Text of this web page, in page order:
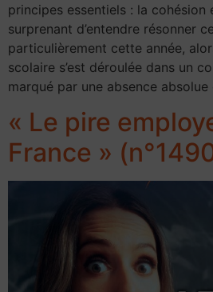
principes essentiels : la cohésion
surprenant d’entendre résonner
particulièrement cette année,
scolaire s’est déroulée dans un
marqué par une absence absolue
« Le pire
France »